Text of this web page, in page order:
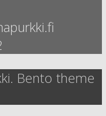
Bento theme